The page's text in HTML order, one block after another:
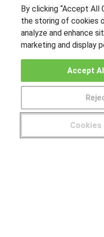
SÍGUENOS EN LAS REDES
OTROS GRUPOS DE
Muro de los idiomas
Hablemos de empleo
Locos por las becas
CENTROS DE FORMACIÓN
By clicking “Accept All
the storing of cookies
analyze and enhance
marketing and display
Accept